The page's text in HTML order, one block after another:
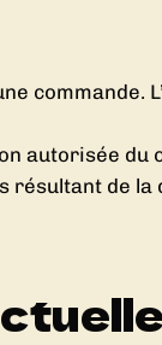
commande.
autorisée du
résultant de